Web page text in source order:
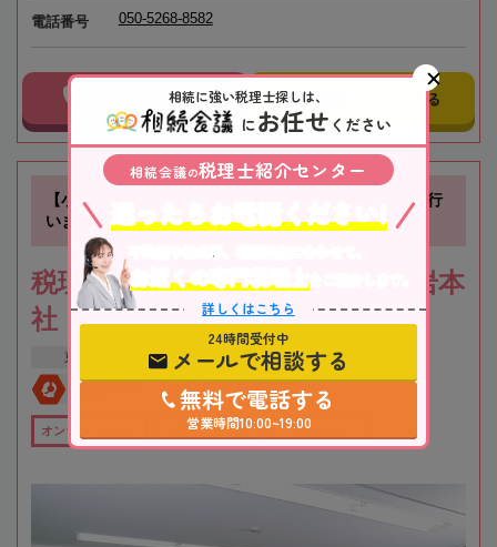
電話番号 050-5268-8582
事務所に電話する 事務所にメールする
【小岩駅徒歩3分】不動産の知識を活かした相続業務を行
います
税理士法人根本税理士事務所 小岩本
社
東京都 江戸川区
全国対応 初回相談無料
オンライン相談可 全国出張対応可 在籍数10名以上
相続に強い税理士探しは、
にお任せ ください
相続会議の税理士紹介センター
不動産や株式等、相続資産に合わせて、
お近くの専門税理士 をご紹介します。
詳しくはこちら
24時間受付中
メールで相談する
無料で電話する
営業時間10:00~19:00